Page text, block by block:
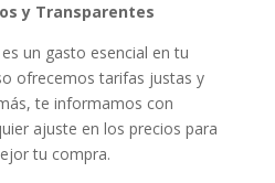
y Transparentes
un gasto esencial en tu
ofrecemos tarifas justas y
te informamos con
ajuste en los precios para
tu compra.